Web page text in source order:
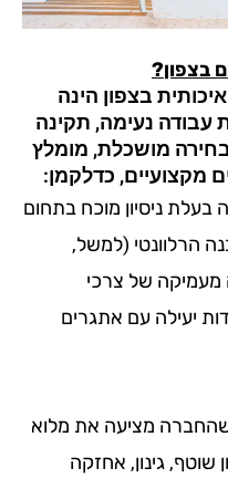
?
בצפוןהינה
נעימה, תקינה
מומלץ
כדלקמן:
מוכח בתחום
(למשל,
של צרכי
עם אתגרים
מציעה את מלוא
אחזקה